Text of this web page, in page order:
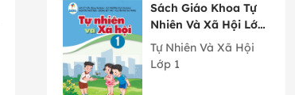
Sách Giáo Khoa Tự
Nhiên Và Xã Hội Lớp
1 Cánh Diều
Tự Nhiên Và Xã Hội
Lớp 1